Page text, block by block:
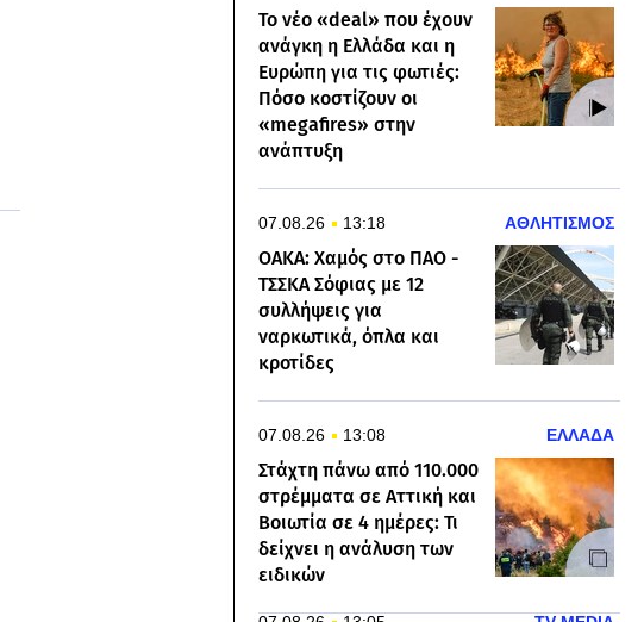
Το νέο «deal» που έχουν
ανάγκη η Ελλάδα και η
Ευρώπη για τις φωτιές:
Πόσο κοστίζουν οι
«megafires» στην
ανάπτυξη
07.08.26 13:18 ΑΘΛΗΤΙΣΜΟΣ
ΟΑΚΑ: Χαμός στο ΠΑΟ -
ΤΣΣΚΑ Σόφιας με 12
συλλήψεις για
ναρκωτικά, όπλα και
κροτίδες
07.08.26 13:08 ΕΛΛΑΔΑ
Στάχτη πάνω από 110.000
στρέμματα σε Αττική και
Βοιωτία σε 4 ημέρες: Τι
δείχνει η ανάλυση των
ειδικών